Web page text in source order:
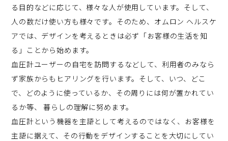
る目的などに応じて、様々な人が使用しています。そして、
人の数だけ使い方も様々です。そのため、オムロン ヘルスケ
アでは、デザインを考えるときは必ず「お客様の生活を知
る」ことから始めます。
血圧計ユーザーの自宅を訪問するなどして、利用者のみなら
ず家族からもヒアリングを行います。そして、いつ、どこ
で、どのように使っているか、その周りには何が置かれてい
るか等、 暮らしの理解に努めます。
血圧計という機器を主語として考えるのではなく、お客様を
主語に据えて、その行動をデザインすることを大切にしてい